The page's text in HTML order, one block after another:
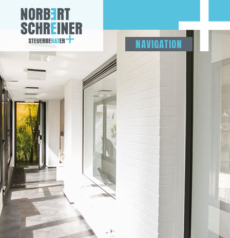
NAVIGATION